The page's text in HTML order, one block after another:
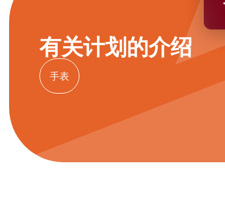
有关计划的介绍
手表